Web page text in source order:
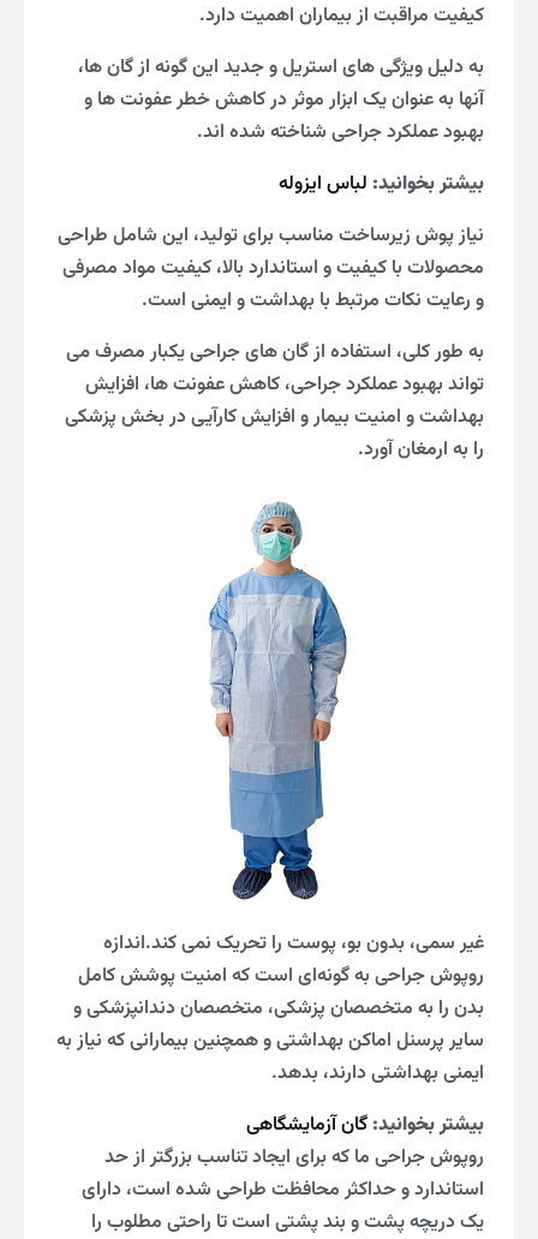
کیفیت مراقبت از بیماران اهمیت دارد.
به دلیل ویژگی های استریل و جدید این گونه از گان ها،
آنها به عنوان یک ابزار موثر در کاهش خطر عفونت ها و
بهبود عملکرد جراحی شناخته شده اند.
بیشتر بخوانید: لباس ایزوله
نیاز پوش زیرساخت مناسب برای تولید، این شامل طراحی
محصولات با کیفیت و استاندارد بالا، کیفیت مواد مصرفی
و رعایت نکات مرتبط با بهداشت و ایمنی است.
به طور کلی، استفاده از گان های جراحی یکبار مصرف می
تواند بهبود عملکرد جراحی، کاهش عفونت ها، افزایش
بهداشت و امنیت بیمار و افزایش کارآیی در بخش پزشکی
را به ارمغان آورد.
غیر سمی، بدون بو، پوست را تحریک نمی کند.اندازه
روپوش جراحی به گونه‌ای است که امنیت پوشش کامل
بدن را به متخصصان پزشکی، متخصصان دندانپزشکی و
سایر پرسنل اماکن بهداشتی و همچنین بیمارانی که نیاز به
ایمنی بهداشتی دارند، بدهد.
بیشتر بخوانید: گان آزمایشگاهی
روپوش جراحی ما که برای ایجاد تناسب بزرگتر از حد
استاندارد و حداکثر محافظت طراحی شده است، دارای
یک دریچه پشت و بند پشتی است تا راحتی مطلوب را